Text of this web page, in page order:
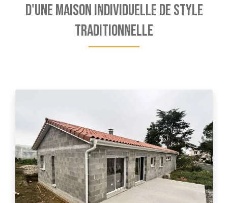
d'une maison individuelle de style
traditionnelle